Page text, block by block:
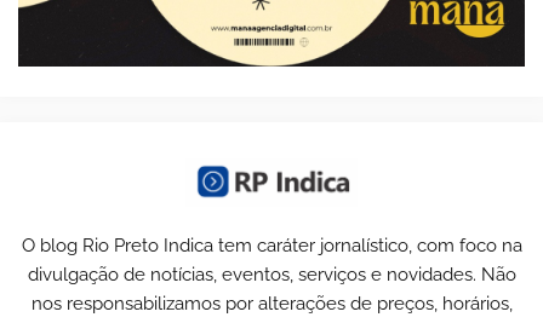
O blog Rio Preto Indica tem caráter jornalístico, com foco na
divulgação de notícias, eventos, serviços e novidades. Não
nos responsabilizamos por alterações de preços, horários,